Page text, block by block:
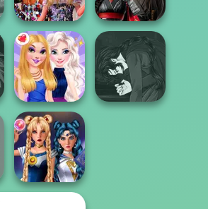
Bestie Birthday
Surprise
Samurai Spirit
Legacy of Honor
BFFs Night Out